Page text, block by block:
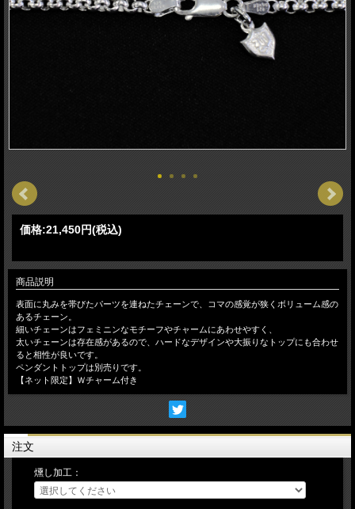
価格:21,450円(税込)
商品説明
表面に丸みを帯びたパーツを連ねたチェーンで、コマの感覚が狭くボリューム感の
あるチェーン。
細いチェーンはフェミニンなモチーフやチャームにあわせやすく、
太いチェーンは存在感があるので、ハードなデザインや大振りなトップにも合わせ
ると相性が良いです。
ペンダントトップは別売りです。
【ネット限定】Ｗチャーム付き
注文
燻し加工：